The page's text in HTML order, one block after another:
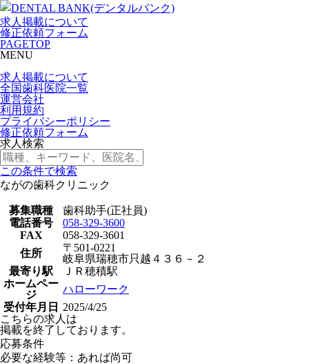
求人掲載について
修正依頼フォーム
PAGETOP
MENU
求人掲載について
全国歯科医院一覧
運営会社
利用規約
プライバシーポリシー
修正依頼フォーム
求人検索
この条件で検索
ながの歯科クリニック
募集職種
歯科助手(正社員)
電話番号
058-329-3600
FAX
058-329-3601
住所
〒501-0221
岐阜県瑞穂市只越４３６－２
最寄り駅
ＪＲ穂積駅
ホームペー
ジ
ハローワーク
受付年月日
2025/4/25
こちらの求人は
掲載を終了しております。
応募条件
必要な経験等：あれば尚可